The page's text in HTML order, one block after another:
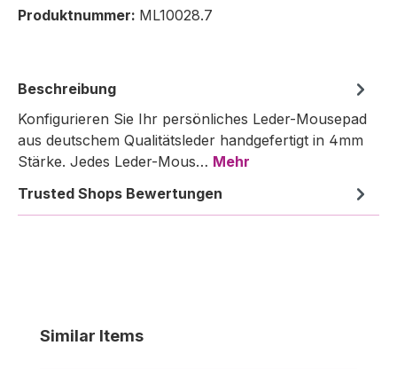
Produktnummer: ML10028.7
Beschreibung
Konfigurieren Sie Ihr persönliches Leder-Mousepad
aus deutschem Qualitätsleder handgefertigt in 4mm
Stärke. Jedes Leder-Mous… Mehr
Trusted Shops Bewertungen
Produktgalerie überspringen
Similar Items